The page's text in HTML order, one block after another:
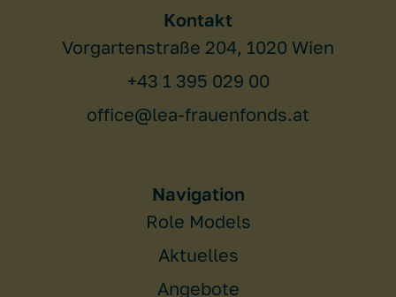
Kontakt
Vorgartenstraße 204, 1020 Wien
+43 1 395 029 00
office@lea-frauenfonds.at
Navigation
Role Models
Angebote
Aktuelles